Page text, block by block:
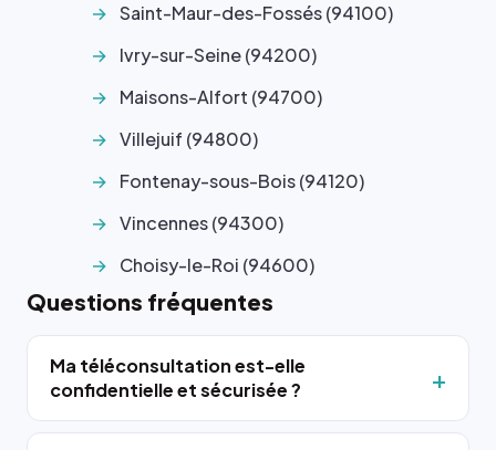
Saint-Maur-des-Fossés (94100)
Ivry-sur-Seine (94200)
Maisons-Alfort (94700)
Villejuif (94800)
Fontenay-sous-Bois (94120)
Vincennes (94300)
Choisy-le-Roi (94600)
Questions fréquentes
Ma téléconsultation est-elle
confidentielle et sécurisée ?